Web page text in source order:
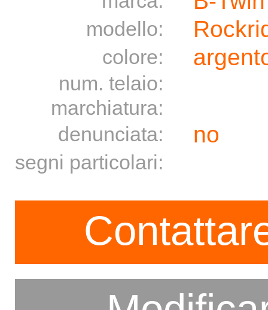
modello:
colore:
num. telaio:
marchiatura:
denunciata:
no
segni particolari: